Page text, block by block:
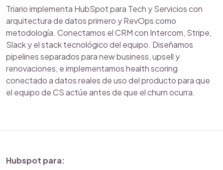
Triario implementa HubSpot para Tech y Servicios con
arquitectura de datos primero y RevOps como
metodología. Conectamos el CRM con Intercom, Stripe,
Slack y el stack tecnológico del equipo. Diseñamos
pipelines separados para new business, upsell y
renovaciones, e implementamos health scoring
conectado a datos reales de uso del producto para que
el equipo de CS actúe antes de que el churn ocurra.
Hubspot para: